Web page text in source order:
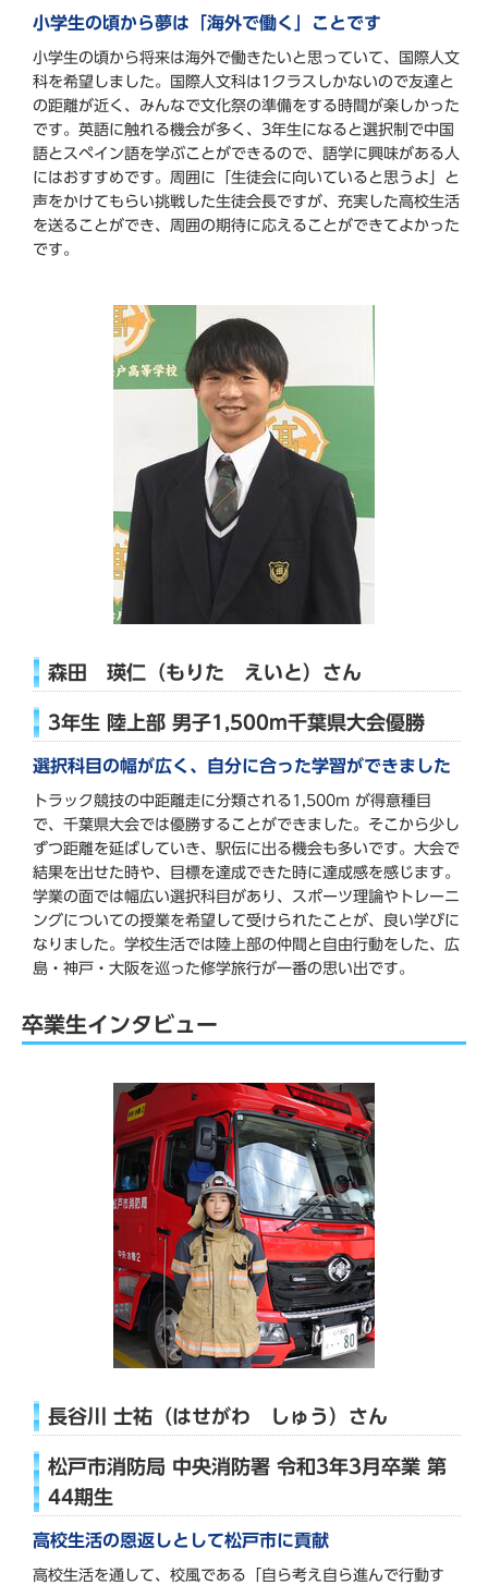
小学生の頃から夢は「海外で働く」ことです
小学生の頃から将来は海外で働きたいと思っていて、国際人文
科を希望しました。国際人文科は1クラスしかないので友達と
の距離が近く、みんなで文化祭の準備をする時間が楽しかった
です。英語に触れる機会が多く、3年生になると選択制で中国
語とスペイン語を学ぶことができるので、語学に興味がある人
にはおすすめです。周囲に「生徒会に向いていると思うよ」と
声をかけてもらい挑戦した生徒会長ですが、充実した高校生活
を送ることができ、周囲の期待に応えることができてよかった
です。
森田 瑛仁（もりた えいと）さん
3年生 陸上部 男子1,500m千葉県大会優勝
選択科目の幅が広く、自分に合った学習ができました
トラック競技の中距離走に分類される1,500m が得意種目
で、千葉県大会では優勝することができました。そこから少し
ずつ距離を延ばしていき、駅伝に出る機会も多いです。大会で
結果を出せた時や、目標を達成できた時に達成感を感じます。
学業の面では幅広い選択科目があり、スポーツ理論やトレーニ
ングについての授業を希望して受けられたことが、良い学びに
なりました。学校生活では陸上部の仲間と自由行動をした、広
島・神戸・大阪を巡った修学旅行が一番の思い出です。
卒業生インタビュー
長谷川 士祐（はせがわ しゅう）さん
松戸市消防局 中央消防署 令和3年3月卒業 第
44期生
高校生活の恩返しとして松戸市に貢献
高校生活を通して、校風である「自ら考え自ら進んで行動す